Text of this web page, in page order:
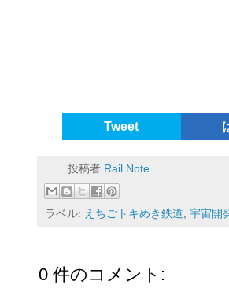
Tweet
投稿者 Rail Note
ラベル: えちごトキめき鉄道 宇宙開
0 件のコメント: